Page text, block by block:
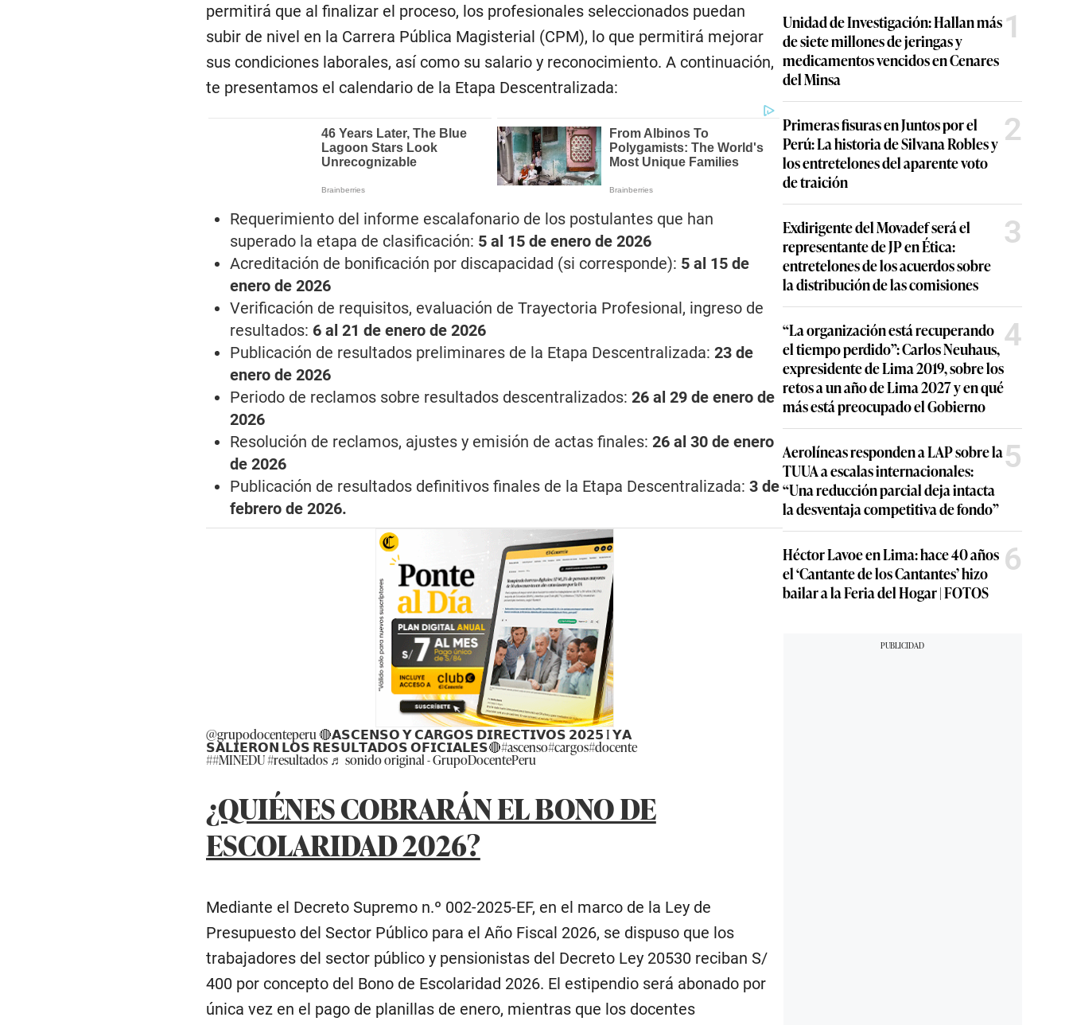
permitirá que al finalizar el proceso, los profesionales seleccionados puedan
subir de nivel en la Carrera Pública Magisterial (CPM), lo que permitirá mejorar
sus condiciones laborales, así como su salario y reconocimiento. A continuación,
te presentamos el calendario de la Etapa Descentralizada:
Requerimiento del informe escalafonario de los postulantes que han
superado la etapa de clasificación: 5 al 15 de enero de 2026
Acreditación de bonificación por discapacidad (si corresponde): 5 al 15 de
enero de 2026
Verificación de requisitos, evaluación de Trayectoria Profesional, ingreso de
resultados: 6 al 21 de enero de 2026
Publicación de resultados preliminares de la Etapa Descentralizada: 23 de
enero de 2026
Periodo de reclamos sobre resultados descentralizados: 26 al 29 de enero de
2026
Resolución de reclamos, ajustes y emisión de actas finales: 26 al 30 de enero
de 2026
Publicación de resultados definitivos finales de la Etapa Descentralizada: 3 de
febrero de 2026.
@grupodocenteperu🔴𝗔𝗦𝗖𝗘𝗡𝗦𝗢 𝗬 𝗖𝗔𝗥𝗚𝗢𝗦 𝗗𝗜𝗥𝗘𝗖𝗧𝗜𝗩𝗢𝗦 𝟮𝟬𝟮𝟱 I 𝗬𝗔
𝗦𝗔𝗟𝗜𝗘𝗥𝗢𝗡 𝗟𝗢𝗦 𝗥𝗘𝗦𝗨𝗟𝗧𝗔𝗗𝗢𝗦 𝗢𝗙𝗜𝗖𝗜𝗔𝗟𝗘𝗦🔴#ascenso#cargos#docente
##MINEDU#resultados ♬ sonido original - GrupoDocentePeru
¿QUIÉNES COBRARÁN EL BONO DE
ESCOLARIDAD 2026?
Mediante el Decreto Supremo n.º 002-2025-EF, en el marco de la Ley de
Presupuesto del Sector Público para el Año Fiscal 2026, se dispuso que los
trabajadores del sector público y pensionistas del Decreto Ley 20530 reciban S/
400 por concepto del Bono de Escolaridad 2026. El estipendio será abonado por
única vez en el pago de planillas de enero, mientras que los docentes
Unidad de Investigación: Hallan más
de siete millones de jeringas y
medicamentos vencidos en Cenares
del Minsa
1
Primeras fisuras en Juntos por el
Perú: La historia de Silvana Robles y
los entretelones del aparente voto
de traición
2
Exdirigente del Movadef será el
representante de JP en Ética:
entretelones de los acuerdos sobre
la distribución de las comisiones
3
“La organización está recuperando
el tiempo perdido”: Carlos Neuhaus,
expresidente de Lima 2019, sobre los
retos a un año de Lima 2027 y en qué
más está preocupado el Gobierno
4
Aerolíneas responden a LAP sobre la
TUUA a escalas internacionales:
“Una reducción parcial deja intacta
la desventaja competitiva de fondo”
5
Héctor Lavoe en Lima: hace 40 años
el ‘Cantante de los Cantantes’ hizo
bailar a la Feria del Hogar | FOTOS
6